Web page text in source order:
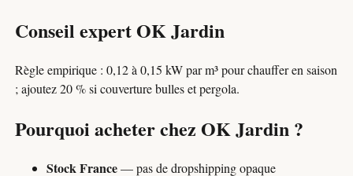
Conseil expert OK Jardin
Règle empirique : 0,12 à 0,15 kW par m³ pour chauffer en saison
; ajoutez 20 % si couverture bulles et pergola.
Pourquoi acheter chez OK Jardin ?
Stock France— pas de dropshipping opaque